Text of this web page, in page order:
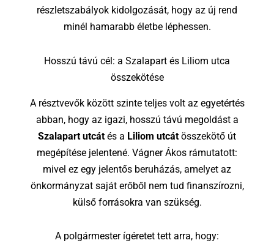
részletszabályok kidolgozását, hogy az új rend
minél hamarabb életbe léphessen.
Hosszú távú cél: a Szalapart és Liliom utca
összekötése
A résztvevők között szinte teljes volt az egyetértés
abban, hogy az igazi, hosszú távú megoldást a
Szalapart utcát és a Liliom utcát összekötő út
megépítése jelentené. Vágner Ákos rámutatott:
mivel ez egy jelentős beruházás, amelyet az
önkormányzat saját erőből nem tud finanszírozni,
külső forrásokra van szükség.
A polgármester ígéretet tett arra, hogy: